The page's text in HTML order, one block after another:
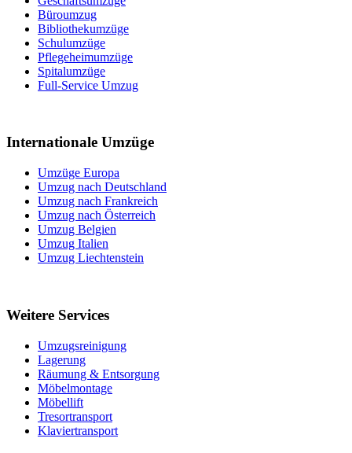
Büroumzug
Bibliothekumzüge
Schulumzüge
Pflegeheimumzüge
Spitalumzüge
Full-Service Umzug
Internationale Umzüge
Umzüge Europa
Umzug nach Deutschland
Umzug nach Frankreich
Umzug nach Österreich
Umzug Belgien
Umzug Italien
Umzug Liechtenstein
Weitere Services
Umzugsreinigung
Lagerung
Räumung & Entsorgung
Möbelmontage
Möbellift
Tresortransport
Klaviertransport